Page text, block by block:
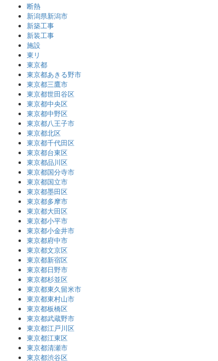
断熱
新潟県新潟市
新築工事
新装工事
施設
東リ
東京都
東京都あきる野市
東京都三鷹市
東京都世田谷区
東京都中央区
東京都中野区
東京都八王子市
東京都北区
東京都千代田区
東京都台東区
東京都品川区
東京都国分寺市
東京都国立市
東京都墨田区
東京都多摩市
東京都大田区
東京都小平市
東京都小金井市
東京都府中市
東京都文京区
東京都新宿区
東京都日野市
東京都杉並区
東京都東久留米市
東京都東村山市
東京都板橋区
東京都武蔵野市
東京都江戸川区
東京都江東区
東京都清瀬市
東京都渋谷区